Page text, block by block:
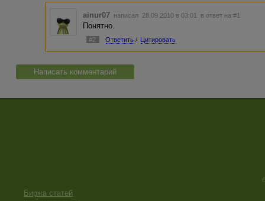
ainur07 написал 28.09.2010 в 03:01 в ответ на #1
Понятно.
#2 Ответить / Цитировать
Написать комментарий
Биржа статей